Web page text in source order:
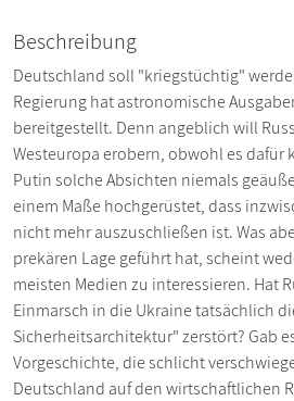
Beschreibung
Deutschland soll "kriegstüchtig"
Regierung hat astronomische
bereitgestellt. Denn angeblich will
Westeuropa erobern, obwohl es dafür
Putin solche Absichten niemals
einem Maße hochgerüstet, dass
nicht mehr auszuschließen ist. Was
prekären Lage geführt hat, scheint
meisten Medien zu interessieren. Hat
Einmarsch in die Ukraine tatsächlich
Sicherheitsarchitektur" zerstört? Gab
Vorgeschichte, die schlicht
Deutschland auf den wirtschaftlichen